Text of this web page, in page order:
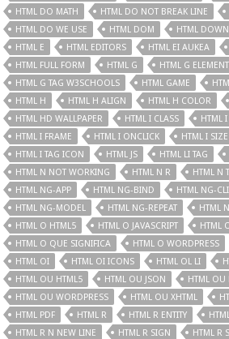
HTML DO MATH
HTML DO NOT BREAK LINE
HTML DO WE USE
HTML DOM HTML
HTML E
HTML EDITORS HTML EI AUKEA
HTML FULL FORM
HTML G HTML G ELEMENT
HTML G TAG W3SCHOOLS
HTML GAME
HTML H
HTML H ALIGN HTML H COLOR
HTML HD WALLPAPER
HTML I CLASS HTML I
HTML I FRAME
HTML I ONCLICK HTML I SIZE
HTML I TAG ICON
HTML JS HTML LI TAG
HTML N NOT WORKING
HTML N R HTML N
HTML NG-APP
HTML NG-BIND HTML NG-
HTML NG-MODEL
HTML NG-REPEAT HTML
HTML O HTML5
HTML O JAVASCRIPT HTML
HTML O QUE SIGNIFICA
HTML O WORDPRESS
HTML OI
HTML OI ICONS HTML OL LI
HTML OU HTML5
HTML OU JSON HTML OU
HTML OU WORDPRESS
HTML OU XHTML
HTML PDF
HTML R HTML R ENTITY
HTML R N NEW LINE
HTML R SIGN HTML R